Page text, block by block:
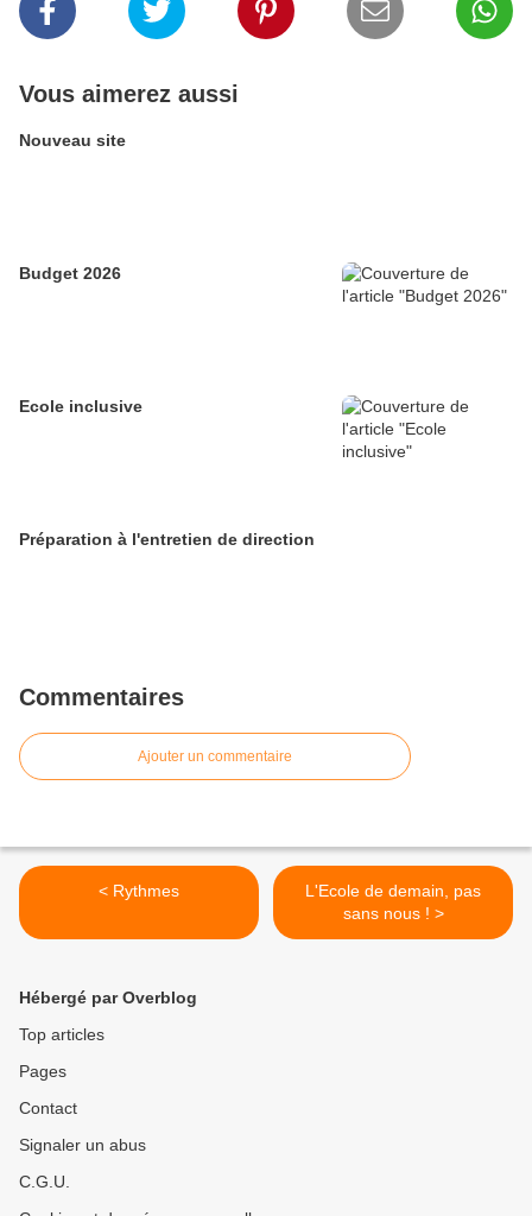
Vous aimerez aussi
Nouveau site
Budget 2026
Ecole inclusive
Préparation à l'entretien de direction
Commentaires
Ajouter un commentaire
< Rythmes
L'Ecole de demain, pas
sans nous ! >
Hébergé par Overblog
Top articles
Pages
Contact
Signaler un abus
C.G.U.